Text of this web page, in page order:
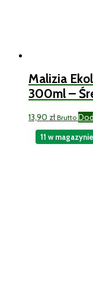
Malizia
300ml –
13,90 zł Brutto
11 w magazynie